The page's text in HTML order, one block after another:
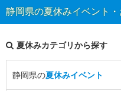
静岡県の夏休みイベント
夏休みカテゴリから探す
静岡県の夏休みイベント